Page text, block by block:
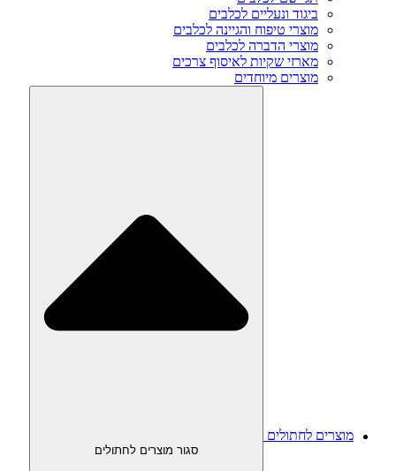
ביגוד ונעליים לכלבים
מוצרי טיפוח והגיינה לכלבים
מוצרי הדברה לכלבים
מארזי שקיות לאיסוף צרכים
מוצרים מיוחדים
מוצרים לחתולים
סגור מוצרים לחתולים